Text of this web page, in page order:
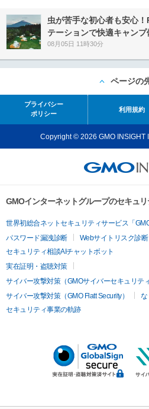
虫が苦手な初心者も安心
テーションで快適キャンプ
08月05日 11時30分
ページの
プライバシー
ポリシー
利用規約
Copyright © 2026 GMO INSIGHT
GMOインターネットグループのセキュ
世界初総合ネットセキュリティサービス「
パスワード漏洩診断
Webサイトリスク診断
セキュリティ相談AIチャットボット
実在証明・盗聴対策
サイバー攻撃対策（GMOサイバーセキュリテ
サイバー攻撃対策（GMO Flatt Security）
な
セキュリティ事業の軌跡